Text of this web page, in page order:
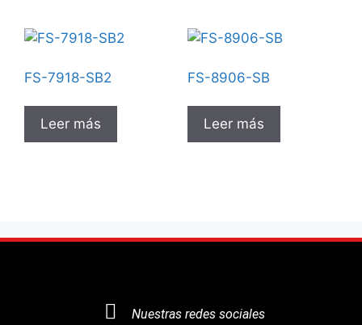
FS-7918-SB2
Leer más
FS-8906-SB
Leer más
Nuestras redes sociales